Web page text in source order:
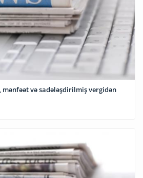
və sadələşdirilmiş vergidən